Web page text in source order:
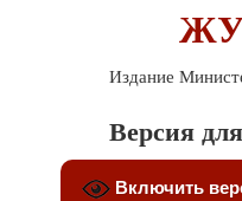
Издание
Версия
Включить